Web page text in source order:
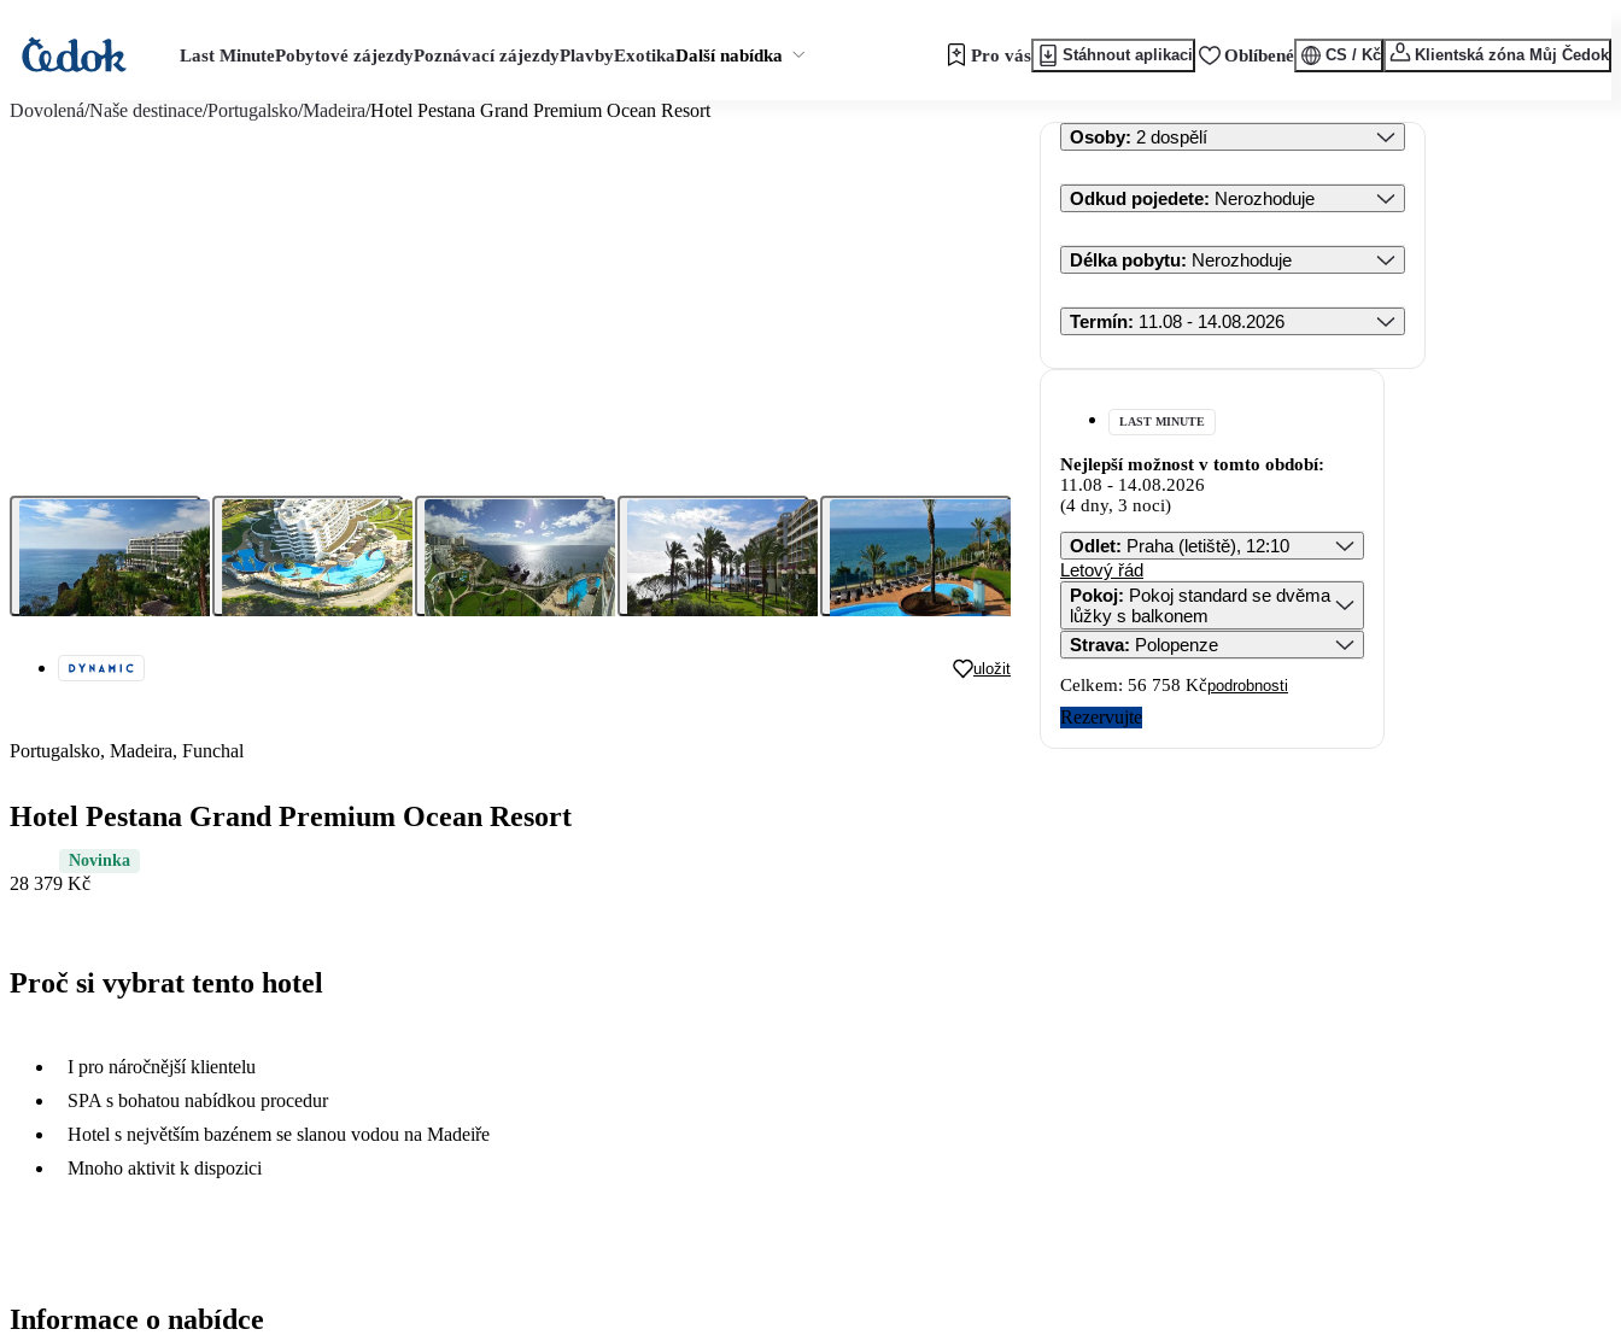
Last MinutePobytové zájezdyPoznávací zájezdyPlavbyExotikaDalší nabídka Pro vás Stáhnout aplikaci Oblíbené CS / Kč Klientská zóna Můj Čedok
Dovolená/Naše destinace/Portugalsko/Madeira/Hotel Pestana Grand Premium Ocean Resort
uložit
Portugalsko, Madeira, Funchal
Hotel Pestana Grand Premium Ocean Resort
Novinka
28 379 Kč
Proč si vybrat tento hotel
I pro náročnější klientelu
SPA s bohatou nabídkou procedur
Hotel s největším bazénem se slanou vodou na Madeiře
Mnoho aktivit k dispozici
Informace o nabídce
Osoby: 2 dospělí
Odkud pojedete: Nerozhoduje
Délka pobytu: Nerozhoduje
Termín: 11.08 - 14.08.2026
LAST MINUTE
Nejlepší možnost v tomto období:
11.08 - 14.08.2026
(4 dny, 3 noci)
Odlet: Praha (letiště), 12:10
Letový řád
Pokoj: Pokoj standard se dvěma
lůžky s balkonem
Strava: Polopenze
Celkem: 56 758 Kčpodrobnosti
Rezervujte